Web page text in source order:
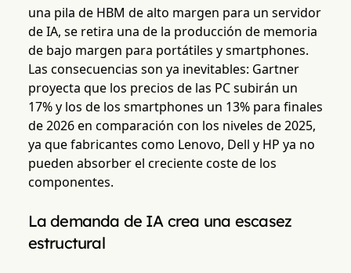
una pila de HBM de alto margen para un servidor
de IA, se retira una de la producción de memoria
de bajo margen para portátiles y smartphones.
Las consecuencias son ya inevitables: Gartner
proyecta que los precios de las PC subirán un
17% y los de los smartphones un 13% para finales
de 2026 en comparación con los niveles de 2025,
ya que fabricantes como Lenovo, Dell y HP ya no
pueden absorber el creciente coste de los
componentes.
La demanda de IA crea una escasez
estructural